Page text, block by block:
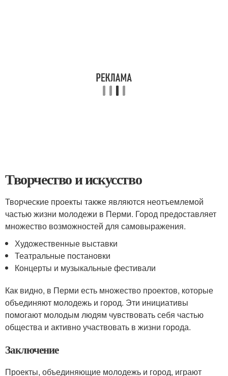
Творчество и искусство
Творческие проекты также являются неотъемлемой
частью жизни молодежи в Перми. Город предоставляет
множество возможностей для самовыражения.
Художественные выставки
Театральные постановки
Концерты и музыкальные фестивали
Как видно, в Перми есть множество проектов, которые
объединяют молодежь и город. Эти инициативы
помогают молодым людям чувствовать себя частью
общества и активно участвовать в жизни города.
Заключение
Проекты, объединяющие молодежь и город, играют